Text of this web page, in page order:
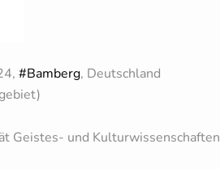
#Bamberg, Deutschland
Geistes- und Kulturwissenschaften